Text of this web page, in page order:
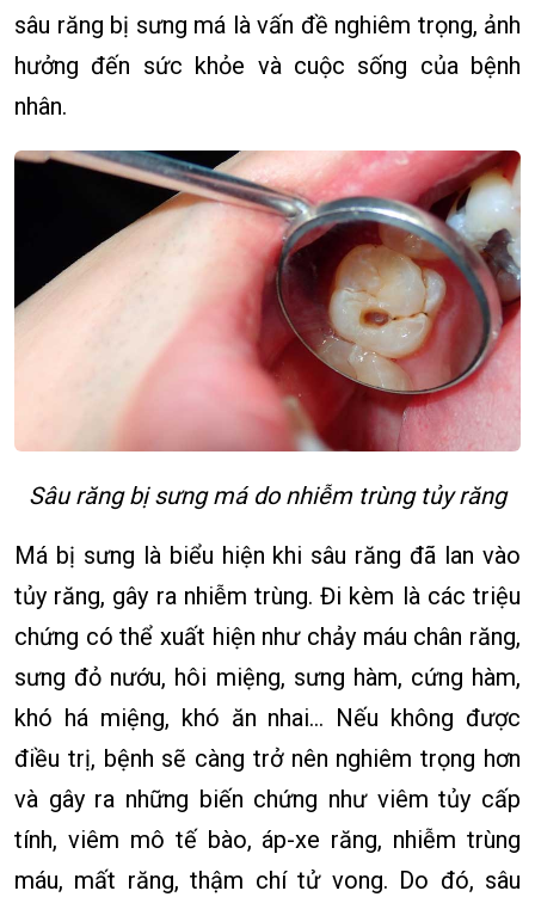
sâu răng bị sưng má là vấn đề nghiêm trọng, ảnh
hưởng đến sức khỏe và cuộc sống của bệnh
nhân.
Sâu răng bị sưng má do nhiễm trùng tủy răng
Má bị sưng là biểu hiện khi sâu răng đã lan vào
tủy răng, gây ra nhiễm trùng. Đi kèm là các triệu
chứng có thể xuất hiện như chảy máu chân răng,
sưng đỏ nướu, hôi miệng, sưng hàm, cứng hàm,
khó há miệng, khó ăn nhai… Nếu không được
điều trị, bệnh sẽ càng trở nên nghiêm trọng hơn
và gây ra những biến chứng như viêm tủy cấp
tính, viêm mô tế bào, áp-xe răng, nhiễm trùng
máu, mất răng, thậm chí tử vong. Do đó, sâu